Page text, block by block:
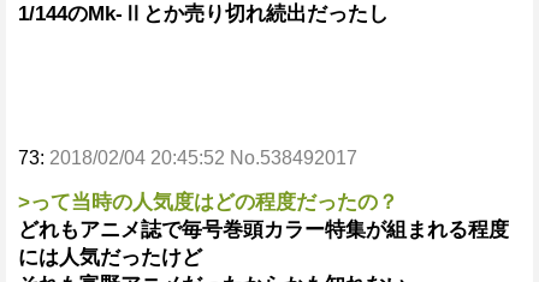
1/144のMk-Ⅱとか売り切れ続出だったし
73: 2018/02/04 20:45:52 No.538492017
>って当時の人気度はどの程度だったの？
どれもアニメ誌で毎号巻頭カラー特集が組まれる程度
には人気だったけど